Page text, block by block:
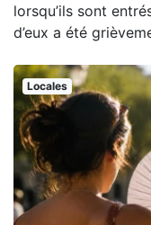
lorsqu’ils sont
d’eux a été
Locales